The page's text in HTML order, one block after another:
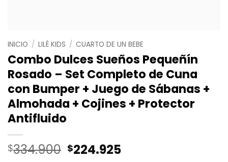
INICIO / LILÉ KIDS / CUARTO DE UN BEBE
Combo Dulces Sueños Pequeñín
Rosado – Set Completo de Cuna
con Bumper + Juego de Sábanas +
Almohada + Cojines + Protector
Antifluido
$334.900 El
$224.925El